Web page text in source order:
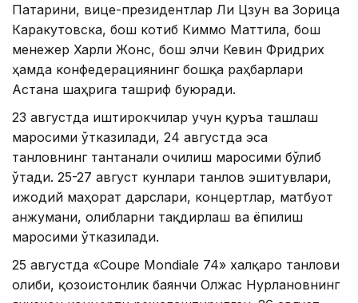
Патарини, вице-президентлар Ли Цзун ва Зорица
Каракутовска, бош котиб Киммо Маттила, бош
менежер Харли Жонс, бош элчи Кевин Фридрих
ҳамда конфедерациянинг бошқа раҳбарлари
Астана шаҳрига ташриф буюради.
23 августда иштирокчилар учун қуръа ташлаш
маросими ўтказилади, 24 августда эса
танловнинг тантанали очилиш маросими бўлиб
ўтади. 25-27 август кунлари танлов эшитувлари,
ижодий маҳорат дарслари, концертлар, матбуот
анжумани, ғолибларни тақдирлаш ва ёпилиш
маросими ўтказилади.
25 августда «Coupe Mondiale 74» халқаро танлови
ғолиби, қозоғистонлик баянчи Олжас Нурлановнинг